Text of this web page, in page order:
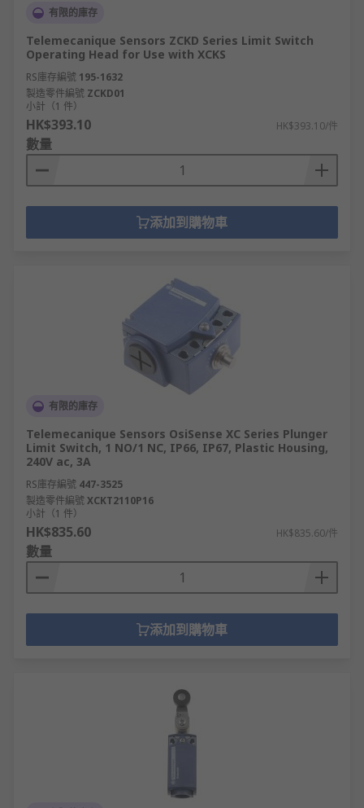
有限的庫存
Telemecanique Sensors ZCKD Series Limit Switch
Operating Head for Use with XCKS
RS庫存編號 195-1632
製造零件編號 ZCKD01
小計（1 件）
HK$393.10 HK$393.10/件
數量
添加到購物車
有限的庫存
Telemecanique Sensors OsiSense XC Series Plunger
Limit Switch, 1 NO/1 NC, IP66, IP67, Plastic Housing,
240V ac, 3A
RS庫存編號 447-3525
製造零件編號XCKT2110P16
小計（1 件）
HK$835.60 HK$835.60/件
數量
添加到購物車